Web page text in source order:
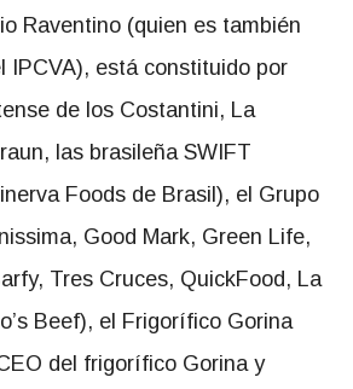
Raventino (quien es también
IPCVA), está constituido por
de los Costantini, La
las brasileña SWIFT
Foods de Brasil), el Grupo
Good Mark, Green Life,
Tres Cruces, QuickFood, La
Beef), el Frigorífico Gorina
del frigorífico Gorina y